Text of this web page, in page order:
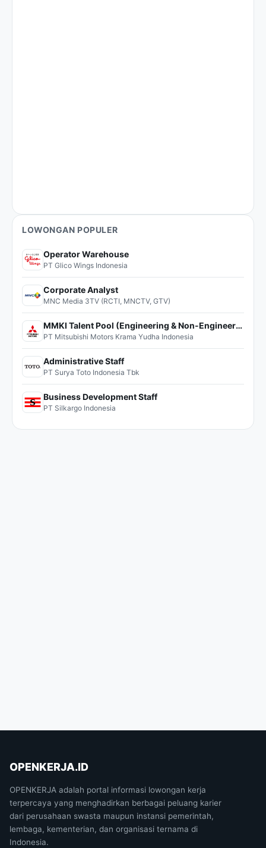
LOWONGAN POPULER
Operator Warehouse
PT Glico Wings Indonesia
Corporate Analyst
MNC Media 3TV (RCTI, MNCTV, GTV)
MMKI Talent Pool (Engineering & Non-Engineering)
PT Mitsubishi Motors Krama Yudha Indonesia
Administrative Staff
PT Surya Toto Indonesia Tbk
Business Development Staff
PT Silkargo Indonesia
OPENKERJA.ID
OPENKERJA adalah portal informasi lowongan kerja
terpercaya yang menghadirkan berbagai peluang karier
dari perusahaan swasta maupun instansi pemerintah,
lembaga, kementerian, dan organisasi ternama di
Indonesia.